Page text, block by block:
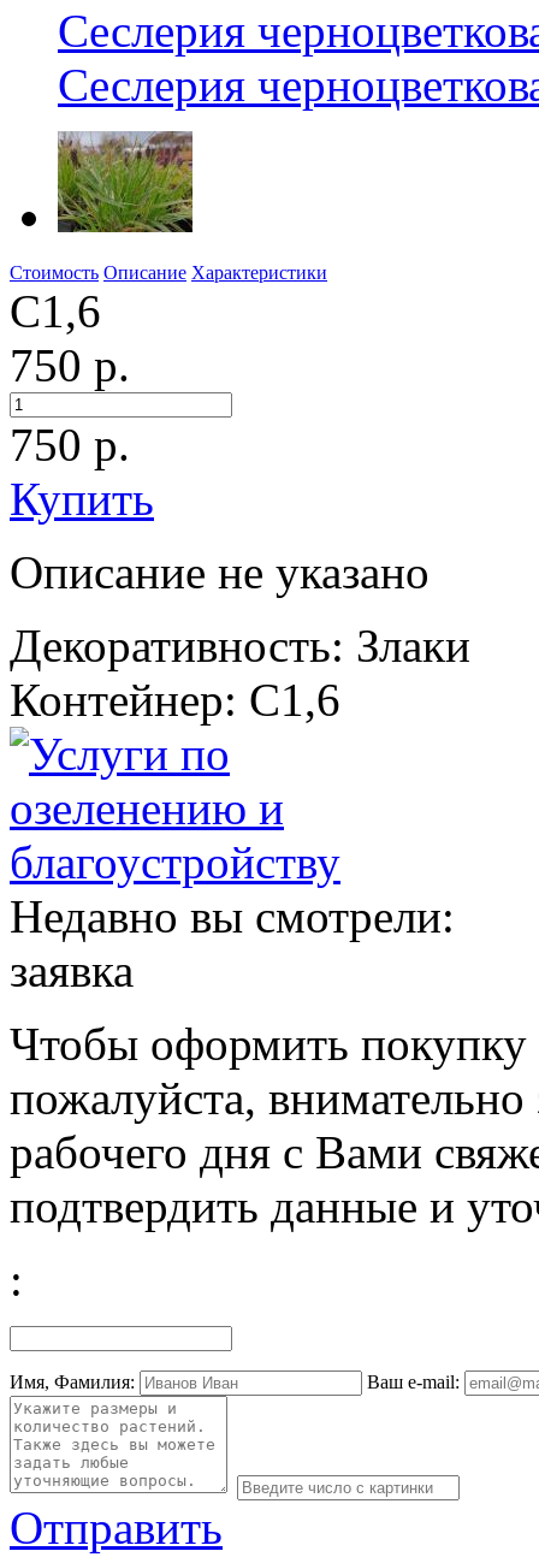
Сеслерия
Сеслерия
Стоимость Описание Характеристики
С1,6
750 р.
750 р.
Купить
Описание не указано
Декоративность: Злаки
Контейнер: С1,6
Недавно вы смотрели:
заявка
Чтобы оформить покупку
пожалуйста,
рабочего дня с Вами
подтвердить данные и
:
Имя, Фамилия: Ваш e-mail:
Отправить